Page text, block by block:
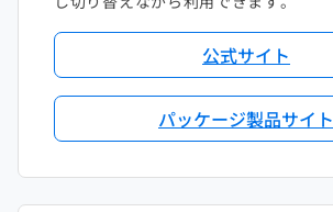
公式サイト
パッケージ製品サイト